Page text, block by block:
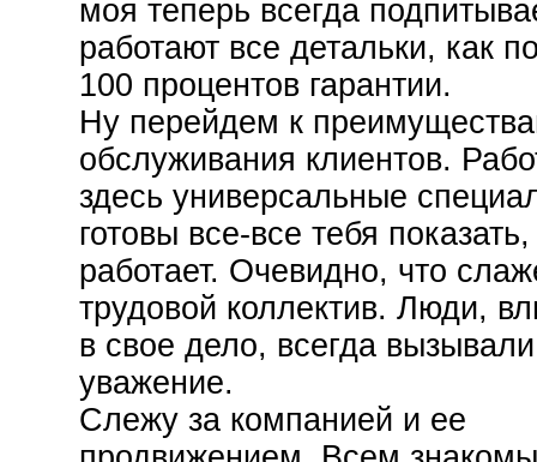
моя теперь всегда
работают все детальки, как
100 процентов гарантии.
Ну перейдем к
обслуживания клиентов.
здесь универсальные
готовы все-все тебя
работает. Очевидно, что
трудовой коллектив. Люди,
в свое дело, всегда
уважение.
Слежу за компанией и ее